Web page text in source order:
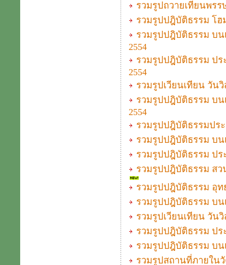
รวมรูปถวายเทียนพรร
รวมรูปปฎิบัติธรรม โฮ
รวมรูปปฎิบัติธรรม บน
2554
รวมรูปปฎิบัติธรรม ป
2554
รวมรูปเวียนเทียน วัน
รวมรูปปฎิบัติธรรม บน
2554
รวมรูปปฎิบัติธรรมประ
รวมรูปปฎิบัติธรรม บน
รวมรูปปฎิบัติธรรม ปร
รวมรูปปฎิบัติธรรม สว
รวมรูปปฎิบัติธรรม อุท
รวมรูปปฎิบัติธรรม บน
รวมรูปเวียนเทียน วัน
รวมรูปปฎิบัติธรรม ปร
รวมรูปปฎิบัติธรรม บน
รวมรูปสถานที่ภายใน